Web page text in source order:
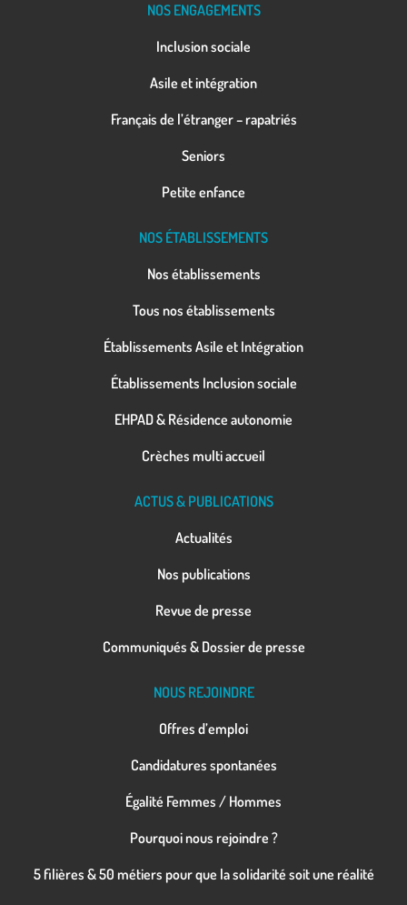
NOS ENGAGEMENTS
Inclusion sociale
Asile et intégration
Français de l’étranger – rapatriés
Seniors
Petite enfance
NOS ÉTABLISSEMENTS
Nos établissements
Tous nos établissements
Établissements Asile et Intégration
Établissements Inclusion sociale
EHPAD & Résidence autonomie
Crèches multi accueil
ACTUS & PUBLICATIONS
Actualités
Nos publications
Revue de presse
Communiqués & Dossier de presse
NOUS REJOINDRE
Offres d’emploi
Candidatures spontanées
Égalité Femmes / Hommes
Pourquoi nous rejoindre ?
5 filières & 50 métiers pour que la solidarité soit une réalité